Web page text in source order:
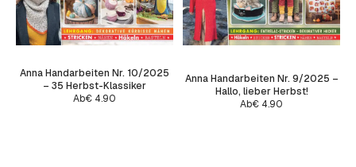
Anna Handarbeiten Nr. 10/2025
– 35 Herbst-Klassiker
Ab€ 4.90
Anna Handarbeiten Nr. 9/2025 –
Hallo, lieber Herbst!
Ab€ 4.90